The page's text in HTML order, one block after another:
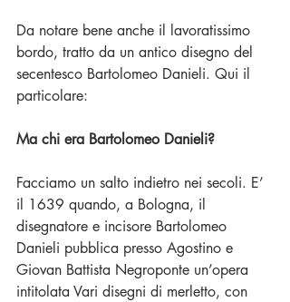
Da notare bene anche il lavoratissimo
bordo, tratto da un antico disegno del
secentesco Bartolomeo Danieli. Qui il
particolare:
Ma chi era Bartolomeo Danieli?
Facciamo un salto indietro nei secoli. E’
il 1639 quando, a Bologna, il
disegnatore e incisore Bartolomeo
Danieli pubblica presso Agostino e
Giovan Battista Negroponte un’opera
intitolata Vari disegni di merletto, con